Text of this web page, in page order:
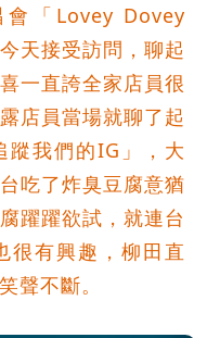
「Lovey Dovey
天接受訪問，聊起
一直誇全家店員很
店員當場就聊了起
蹤我們的IG」，大
吃了炸臭豆腐意猶
躍躍欲試，就連台
很有興趣，柳田直
聲不斷。